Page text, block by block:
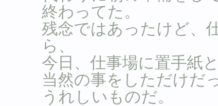
終わってた。
残念ではあったけど、
ら、
今日、仕事場に置手紙
当然の事をしただけだ
うれしいものだ。